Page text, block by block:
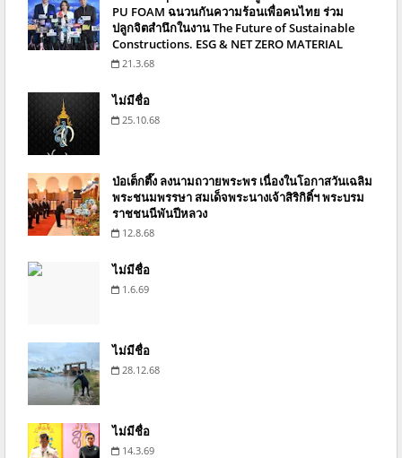
PU FOAM ฉนวนกันความร้อนเพื่อคนไทย ร่วม
ปลูกจิตสำนึกในงาน The Future of Sustainable
Constructions. ESG & NET ZERO MATERIAL
21.3.68
ไม่มีชื่อ
25.10.68
ป่อเต็กตึ๊ง ลงนามถวายพระพร เนื่องในโอกาสวันเฉลิม
พระชนมพรรษา สมเด็จพระนางเจ้าสิริกิติ์ฯ พระบรม
ราชชนนีพันปีหลวง
12.8.68
ไม่มีชื่อ
1.6.69
ไม่มีชื่อ
28.12.68
ไม่มีชื่อ
14.3.69